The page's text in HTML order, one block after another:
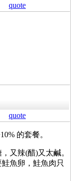
quote
quote
的套餐。
又辣(醋)又太鹹。
魚卵，鮭魚肉只